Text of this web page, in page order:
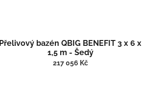
Přelivový bazén QBIG BENEFIT 3 x 6 x
1,5 m - Šedý
217 056 Kč